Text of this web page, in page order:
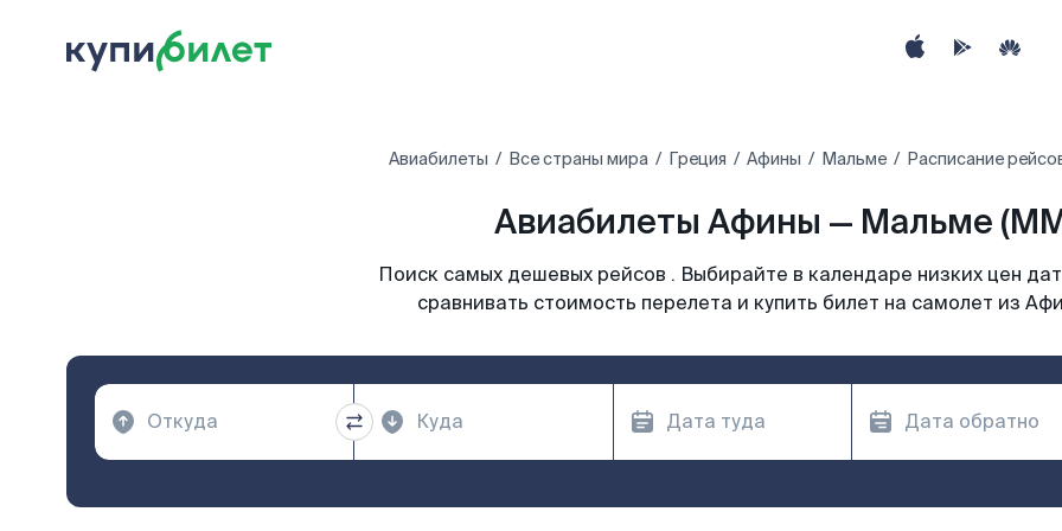
Авиабилеты Все страны мира Греция Афины Мальме Расписание
Авиабилеты Афины — Мальме
Поиск самых дешевых рейсов . Выбирайте в календаре низких цен
сравнивать стоимость перелета и купить билет на самолет из